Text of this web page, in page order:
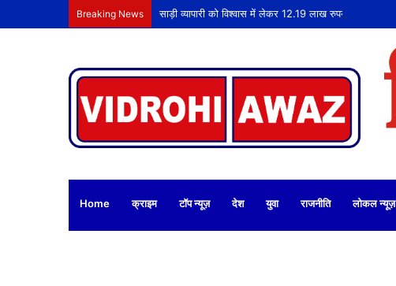
Breaking News साड़ी व्यापारी को विश्वास में लेकर 12.19 लाख रुपये की धोखाधड़ी
Home क्राइम टॉप न्यूज़ देश युवा राजनीति लोकल न्यूज़